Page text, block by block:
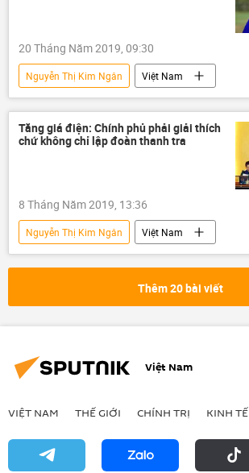
20 Tháng Năm 2019, 09:30
Nguyễn Thị Kim Ngân
Việt Nam
Chính trị
Quốc hội
Tăng giá điện: Chính phủ phải giải thích
chứ không chỉ lập đoàn thanh tra
8 Tháng Năm 2019, 13:36
Nguyễn Thị Kim Ngân
Việt Nam
Kinh doanh
EVN giá điện
Thêm 20 bài viết
Việt Nam
VIỆT NAM THẾ GIỚI CHÍNH TRỊ KINH TẾ